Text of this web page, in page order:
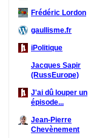
Frédéric Lordon
gaullisme.fr
iPolitique
Jacques Sapir
(RussEurope)
J'ai dû louper un
épisode...
Jean-Pierre
Chevènement